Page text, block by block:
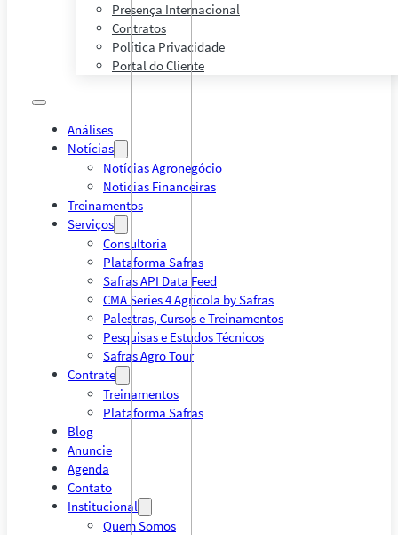
Presença Internacional
Contratos
Política Privacidade
Portal do Cliente
Análises
Notícias
Notícias Agronegócio
Notícias Financeiras
Treinamentos
Serviços
Consultoria
Plataforma Safras
Safras API Data Feed
CMA Series 4 Agrícola by Safras
Palestras, Cursos e Treinamentos
Pesquisas e Estudos Técnicos
Safras Agro Tour
Contrate
Treinamentos
Plataforma Safras
Blog
Anuncie
Agenda
Contato
Institucional
Quem Somos